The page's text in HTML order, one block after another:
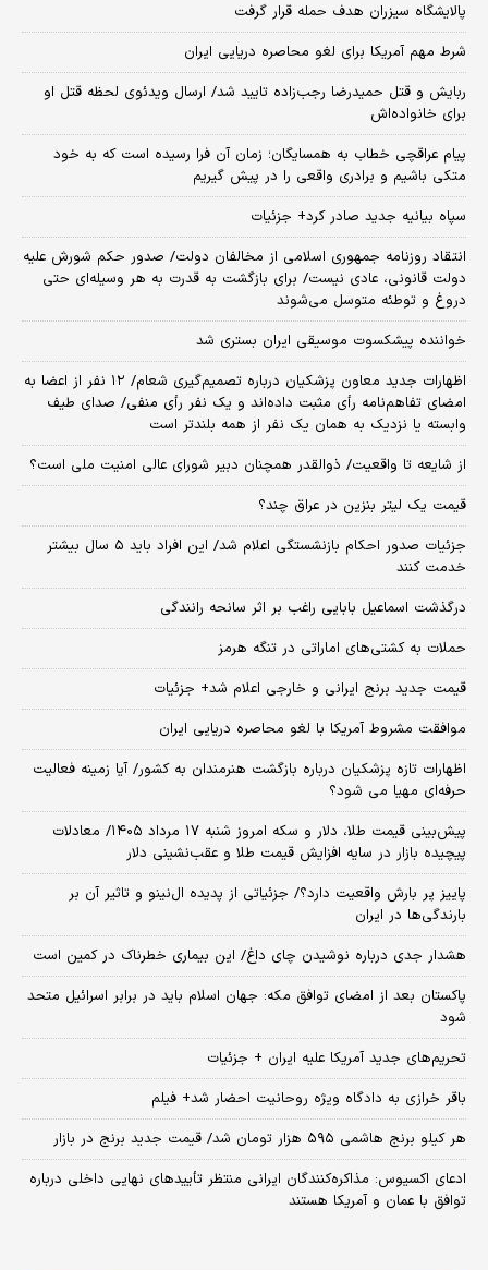
پالایشگاه سیزران هدف حمله قرار گرفت
شرط مهم آمریکا برای لغو محاصره دریایی ایران
ربایش و قتل حمیدرضا رجب‌زاده تایید شد/ ارسال ویدئوی لحظه قتل او
برای خانواده‌اش
پیام عراقچی خطاب به همسایگان؛ زمان آن فرا رسیده است که به خود
متکی باشیم و برادری واقعی را در پیش گیریم
سپاه بیانیه جدید صادر کرد+ جزئیات
انتقاد روزنامه جمهوری اسلامی از مخالفان دولت/ صدور حکم شورش علیه
دولت قانونی، عادی نیست/ برای بازگشت به قدرت به هر وسیله‌ای حتی
دروغ و توطئه متوسل می‌شوند
خواننده پیشکسوت موسیقی ایران بستری شد
اظهارات جدید معاون پزشکیان درباره تصمیم‌گیری شعام/ ۱۲ نفر از اعضا به
امضای تفاهم‌نامه رأی مثبت داده‌اند و یک نفر رأی منفی/ صدای طیف
وابسته یا نزدیک به همان یک نفر از همه بلندتر است
از شایعه تا واقعیت/ ذوالقدر همچنان دبیر شورای ‌عالی امنیت ملی است؟
قیمت یک لیتر بنزین در عراق چند؟
جزئیات صدور احکام بازنشستگی اعلام شد/ این افراد باید ۵ سال بیشتر
خدمت کنند
درگذشت اسماعیل بابایی راغب بر اثر سانحه رانندگی
حملات به کشتی‌های اماراتی در تنگه هرمز
قیمت جدید برنج ایرانی و خارجی اعلام شد+ جزئیات
موافقت مشروط آمریکا با لغو محاصره دریایی ایران
اظهارات تازه پزشکیان درباره بازگشت هنرمندان به کشور/ آیا زمینه فعالیت
حرفه‌ای مهیا می شود؟
پیش‌بینی قیمت طلا، دلار و سکه امروز شنبه ۱۷ مرداد ۱۴۰۵/ معادلات
پیچیده بازار در سایه افزایش قیمت طلا و عقب‌نشینی دلار
پاییز پر بارش واقعیت دارد؟/ جزئیاتی از پدیده ال‌نینو و تاثیر آن بر
بارندگی‌ها در ایران
هشدار جدی درباره نوشیدن چای داغ/ این بیماری خطرناک در کمین است
پاکستان بعد از امضای توافق مکه: جهان اسلام باید در برابر اسرائیل متحد
شود
تحریم‌های جدید آمریکا علیه ایران + جزئیات
باقر خرازی به دادگاه ویژه روحانیت احضار شد+ فیلم
هر کیلو برنج هاشمی ۵۹۵ هزار تومان شد/ قیمت جدید برنج در بازار
ادعای اکسیوس: مذاکره‌کنندگان ایرانی منتظر تأییدهای نهایی داخلی درباره
توافق با عمان و آمریکا هستند